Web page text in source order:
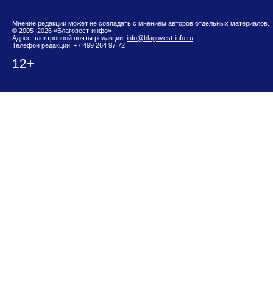
Мнение редакции может не совпадать с мнением авторов отдельных материалов.
© 2005–2026 «Благовест-инфо»
Адрес электронной почты редакции: info@blagovest-info.ru
Телефон редакции: +7 499 264 97 72
12+